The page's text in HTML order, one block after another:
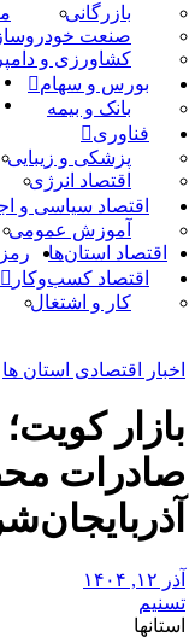
بازرگانی
صنعت
کشاورزی و
بورس و سهام
بانک و بیمه
فناوری
پزشکی و زیبایی
اقتصاد انرژی
اقتصاد سیاسی و
آموزش عمومی
اقتصاد استان‌ها
اقتصاد کسب‌و‌کار
کار و اشتغال
اخبار اقتصادی استان ها
بازار
صادرات
آذر ۱۲, ۱۴۰۴
تسنیم
استانها